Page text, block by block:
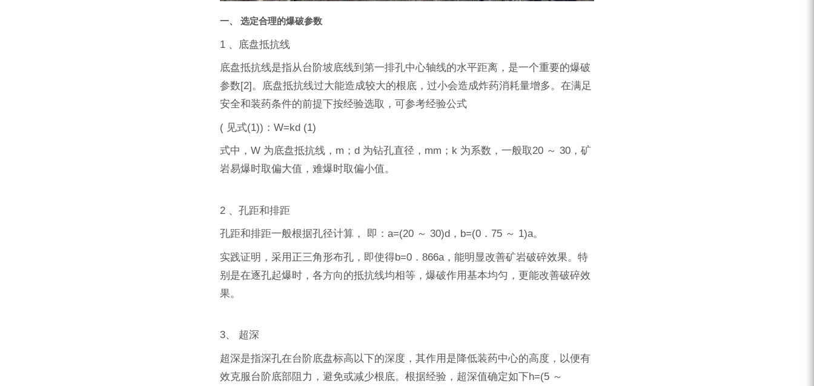
一、 选定合理的爆破参数
1 、底盘抵抗线
底盘抵抗线是指从台阶坡底线到第一排孔中心轴线的水平距离，是一个重要的爆破
参数[2]。底盘抵抗线过大能造成较大的根底，过小会造成炸药消耗量增多。在满足
安全和装药条件的前提下按经验选取，可参考经验公式
( 见式(1))：W=kd (1)
式中，W 为底盘抵抗线，m；d 为钻孔直径，mm；k 为系数，一般取20 ～ 30，矿
岩易爆时取偏大值，难爆时取偏小值。
2 、孔距和排距
孔距和排距一般根据孔径计算， 即：a=(20 ～ 30)d，b=(0．75 ～ 1)a。
实践证明，采用正三角形布孔，即使得b=0．866a，能明显改善矿岩破碎效果。特
别是在逐孔起爆时，各方向的抵抗线均相等，爆破作用基本均匀，更能改善破碎效
果。
3、 超深
超深是指深孔在台阶底盘标高以下的深度，其作用是降低装药中心的高度，以便有
效克服台阶底部阻力，避免或减少根底。根据经验，超深值确定如下h=(5 ～